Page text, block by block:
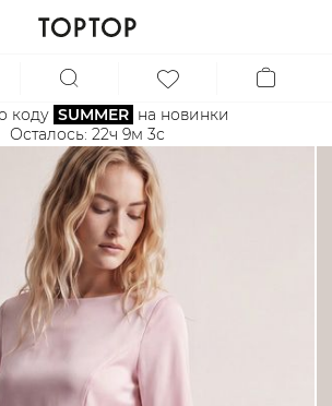
коду SUMMER на новинки
Осталось: 22ч 9м 3с